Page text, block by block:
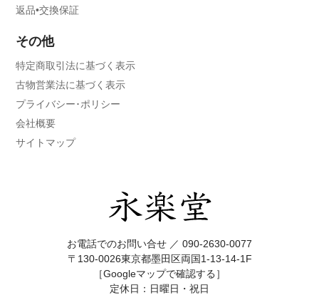
返品•交換保証
その他
特定商取引法に基づく表示
古物営業法に基づく表示
プライバシー･ポリシー
会社概要
サイトマップ
お電話でのお問い合せ ／ 090-2630-0077
〒130-0026東京都墨田区両国1-13-14-1F
［Googleマップで確認する］
定休日：日曜日・祝日